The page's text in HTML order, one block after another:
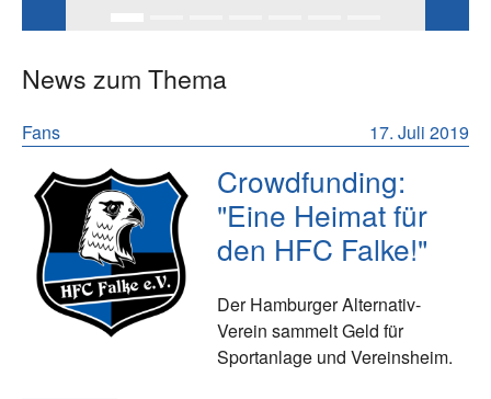
News zum Thema
17. Juli 2019
Fans
Crowdfunding:
"Eine Heimat für
den HFC Falke!"
Der Hamburger Alternativ-
Verein sammelt Geld für
Sportanlage und Vereinsheim.